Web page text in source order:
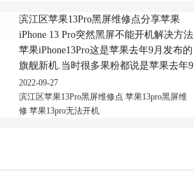
滨江区苹果13Pro黑屏维修点分享苹果
iPhone 13 Pro突然黑屏不能开机解决方法
苹果iPhone13Pro这是苹果去年9月发布的
旗舰新机.当时很多果粉都说是苹果去年9
月发布的.&ldquo;13香&rdquo;,所以这个
苹果iPhone13Pro当时上...
2022-09-27
滨江区苹果13Pro黑屏维修点 苹果13pro黑屏维
修 苹果13pro无法开机